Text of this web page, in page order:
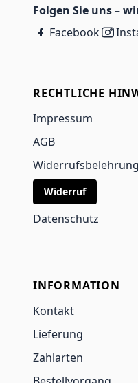
Folgen Sie uns –
Facebook
RECHTLICHE
Impressum
AGB
Widerrufsbelehrung
Widerruf
Datenschutz
INFORMATION
Kontakt
Lieferung
Zahlarten